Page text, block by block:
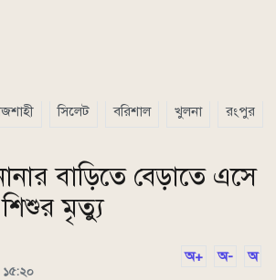
সিলেট বরিশাল খুলনা রংপুর
বাড়িতে বেড়াতে এসে
মৃত্যু
১৫:২০
অ+ অ- অ